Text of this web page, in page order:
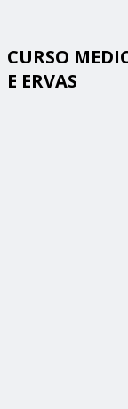
CURSO
E ERVAS